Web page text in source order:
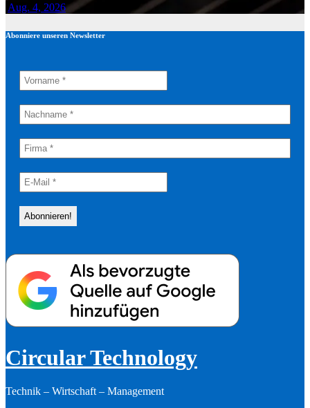
Aug. 4, 2026
Abonniere unseren Newsletter
Circular Technology
Technik – Wirtschaft – Management